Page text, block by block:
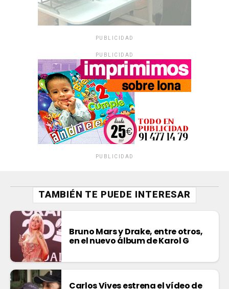
PUBLICIDAD
PUBLICIDAD
PUBLICIDAD
TAMBIÉN TE PUEDE INTERESAR
Bruno Mars y Drake, entre otros,
en el nuevo álbum de Karol G
Carlos Vives estrena el vídeo de